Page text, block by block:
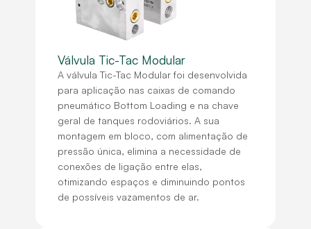
Válvula Tic-Tac Modular
A válvula Tic-Tac Modular foi desenvolvida
para aplicação nas caixas de comando
pneumático Bottom Loading e na chave
geral de tanques rodoviários. A sua
montagem em bloco, com alimentação de
pressão única, elimina a necessidade de
conexões de ligação entre elas,
otimizando espaços e diminuindo pontos
de possíveis vazamentos de ar.